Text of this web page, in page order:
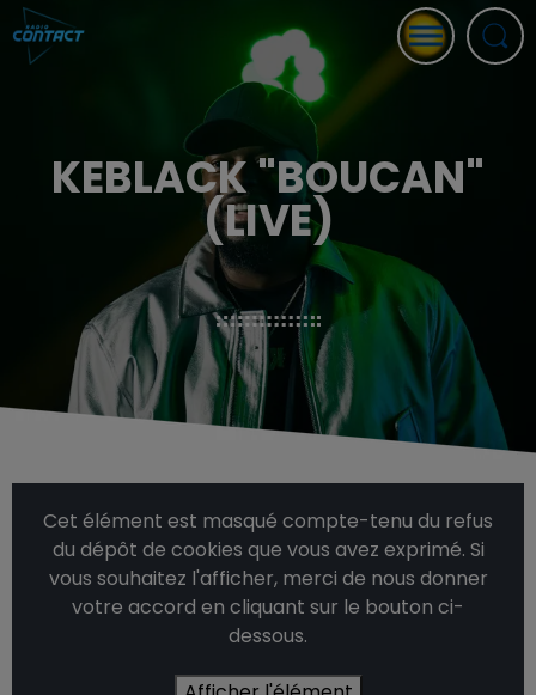
KEBLACK "BOUCAN"
(LIVE)
Cet élément est masqué compte-tenu du refus
du dépôt de cookies que vous avez exprimé. Si
vous souhaitez l'afficher, merci de nous donner
votre accord en cliquant sur le bouton ci-
dessous.